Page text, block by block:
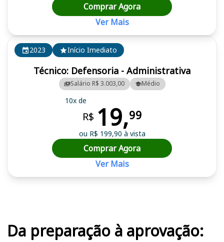
2023 Início Imediato
Técnico: Defensoria - Administrativa
Salário R$ 3.003,00 Médio
10x de
R$ 19,99
ou R$ 199,90 à vista
Comprar Agora
Ver Mais
Comprar Agora
Ver Mais
Da preparação à aprovação: